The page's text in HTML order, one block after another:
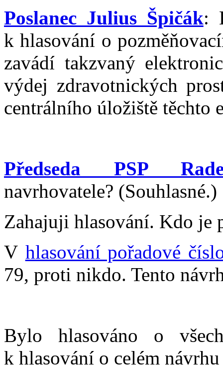
Poslanec Julius Špičák:
k hlasování o
zavádí takzvaný
výdej zdravotnických
centrálního úložiště těchto
Předseda PSP
navrhovatele?
Zahajuji hlasování. Kdo je
V hlasování pořadové
79, proti nikdo. Tento
Bylo hlasováno o
k hlasování o celém